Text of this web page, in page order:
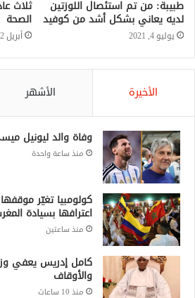
طبيبة: من تم استئصال اللوزتين
لديه يعاني بشكل أشد من كوفيد
يوليو 4, 2021
ثلاث
الصحة
أبريل 12, 2021
الأخيرة الأشهر
وفاة والد ليونيل ميسي
منذ ساعة واحدة
كولومبيا تغيّر
اعترافها بسيادة
منذ ساعتين
كامل إدريس يعفي
والأوقاف
منذ 10 ساعات